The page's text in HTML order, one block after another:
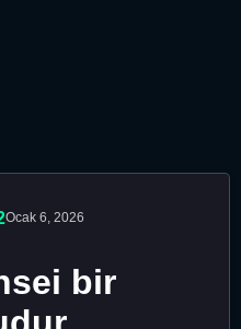
Ocak 6, 2026
bir